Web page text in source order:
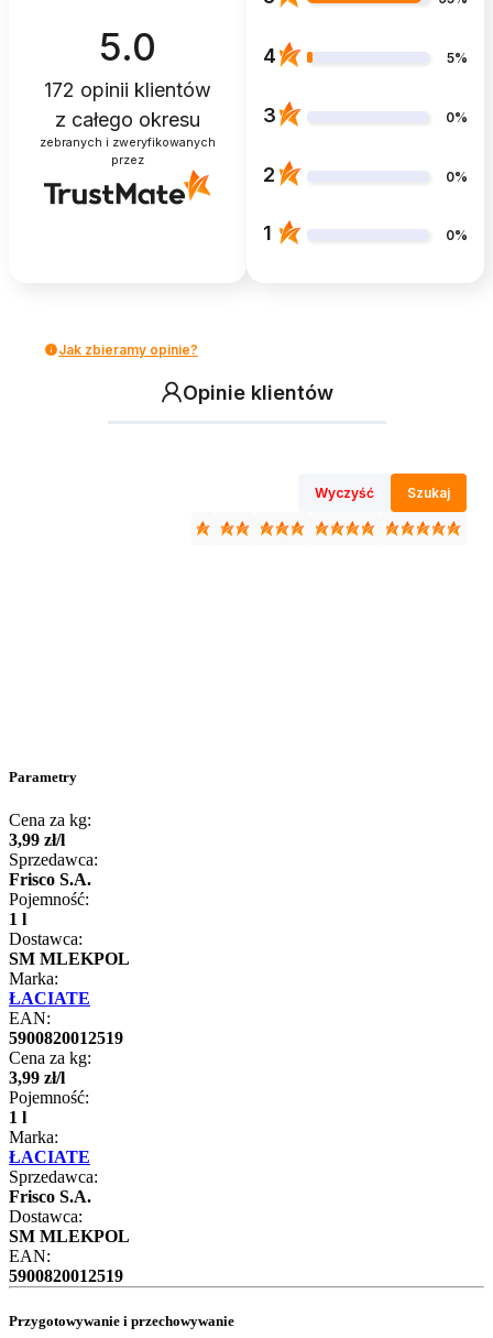
5.0
172 opinii klientów
z całego okresu
zebranych i zweryfikowanych
przez
4 5%
3 0%
2 0%
1 0%
Jak zbieramy opinie?
Opinie klientów
Wyczyść Szukaj
Parametry
Cena za kg:
3,99 zł/l
Sprzedawca:
Frisco S.A.
Pojemność:
1 l
Dostawca:
SM MLEKPOL
Marka:
ŁACIATE
EAN:
5900820012519
Cena za kg:
3,99 zł/l
Pojemność:
1 l
Marka:
ŁACIATE
Sprzedawca:
Frisco S.A.
Dostawca:
SM MLEKPOL
EAN:
5900820012519
Przygotowywanie i przechowywanie